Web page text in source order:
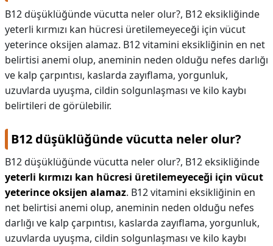
B12 düşüklüğünde vücutta neler olur?, B12 eksikliğinde
yeterli kırmızı kan hücresi üretilemeyeceği için vücut
yeterince oksijen alamaz. B12 vitamini eksikliğinin en net
belirtisi anemi olup, aneminin neden olduğu nefes darlığı
ve kalp çarpıntısı, kaslarda zayıflama, yorgunluk,
uzuvlarda uyuşma, cildin solgunlaşması ve kilo kaybı
belirtileri de görülebilir.
B12 düşüklüğünde vücutta neler olur?
B12 düşüklüğünde vücutta neler olur?, B12 eksikliğinde
yeterli kırmızı kan hücresi üretilemeyeceği için vücut
yeterince oksijen alamaz. B12 vitamini eksikliğinin en
net belirtisi anemi olup, aneminin neden olduğu nefes
darlığı ve kalp çarpıntısı, kaslarda zayıflama, yorgunluk,
uzuvlarda uyuşma, cildin solgunlaşması ve kilo kaybı